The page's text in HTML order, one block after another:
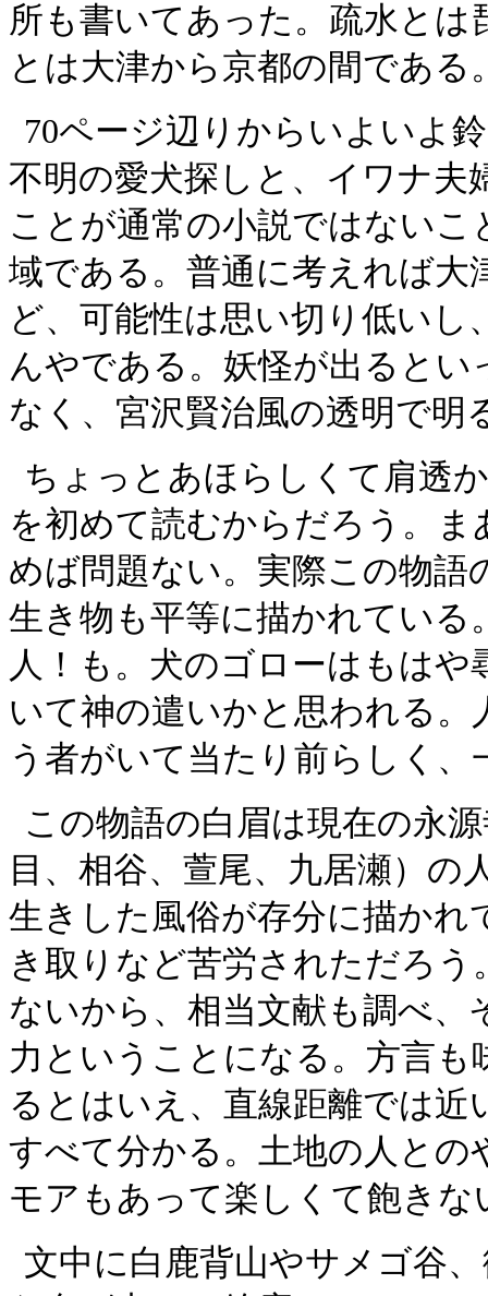
所も書いてあった。疏水と
とは大津から京都の間である
70ページ辺りからいよいよ
不明の愛犬探しと、イワナ
ことが通常の小説ではない
域である。普通に考えれば大
ど、可能性は思い切り低い
んやである。妖怪が出ると
なく、宮沢賢治風の透明で明
ちょっとあほらしくて肩透
を初めて読むからだろう。
めば問題ない。実際この物語
生き物も平等に描かれている
人！も。犬のゴローはもは
いて神の遣いかと思われる
う者がいて当たり前らしく、
この物語の白眉は現在の永
目、相谷、萱尾、九居瀬）の
生きした風俗が存分に描かれ
き取りなど苦労されただろ
ないから、相当文献も調べ
力ということになる。方言
るとはいえ、直線距離では
すべて分かる。土地の人と
モアもあって楽しくて飽きな
文中に白鹿背山やサメゴ谷